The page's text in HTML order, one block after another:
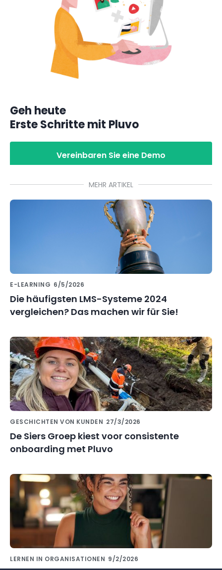
Geh heute
Erste Schritte mit Pluvo
Vereinbaren Sie eine Demo
MEHR ARTIKEL
E-LEARNING 6/5/2026
Die häufigsten LMS-Systeme 2024
vergleichen? Das machen wir für Sie!
GESCHICHTEN VON KUNDEN 27/3/2026
De Siers Groep kiest voor consistente
onboarding met Pluvo
LERNEN IN ORGANISATIONEN 9/2/2026